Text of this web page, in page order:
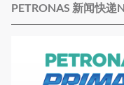
PETRONAS 新闻快递